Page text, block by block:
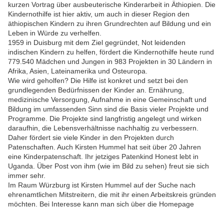
kurzen Vortrag über ausbeuterische Kinderarbeit in Äthiopien. Die
Kindernothilfe ist hier aktiv, um auch in dieser Region den
äthiopischen Kindern zu ihren Grundrechten auf Bildung und ein
Leben in Würde zu verhelfen.
1959 in Duisburg mit dem Ziel gegründet, Not leidenden
indischen Kindern zu helfen, fördert die Kindernothilfe heute rund
779.540 Mädchen und Jungen in 983 Projekten in 30 Ländern in
Afrika, Asien, Lateinamerika und Osteuropa.
Wie wird geholfen? Die Hilfe ist konkret und setzt bei den
grundlegenden Bedürfnissen der Kinder an. Ernährung,
medizinische Versorgung, Aufnahme in eine Gemeinschaft und
Bildung im umfassenden Sinn sind die Basis vieler Projekte und
Programme. Die Projekte sind langfristig angelegt und wirken
daraufhin, die Lebensverhältnisse nachhaltig zu verbessern.
Daher fördert sie viele Kinder in den Projekten durch
Patenschaften. Auch Kirsten Hummel hat seit über 20 Jahren
eine Kinderpatenschaft. Ihr jetziges Patenkind Honest lebt in
Uganda. Über Post von ihm (wie im Bild zu sehen) freut sie sich
immer sehr.
Im Raum Würzburg ist Kirsten Hummel auf der Suche nach
ehrenamtlichen Mitstreitern, die mit ihr einen Arbeitskreis gründen
möchten. Bei Interesse kann man sich über die Homepage